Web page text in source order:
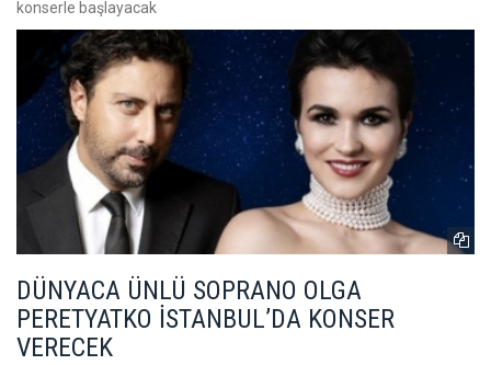
konserle başlayacak
DÜNYACA ÜNLÜ SOPRANO OLGA
PERETYATKO İSTANBUL’DA KONSER
VERECEK